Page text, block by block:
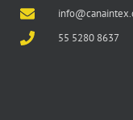
55 5280 8637